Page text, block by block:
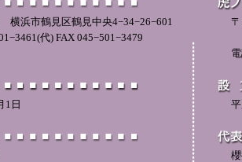
横浜市鶴見区鶴見中央4−34−26−601
代) FAX 045−501−3479
1日